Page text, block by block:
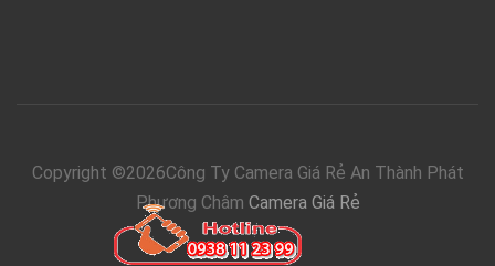
Copyright ©2026Công Ty Camera Giá Rẻ An Thành Phát
Phương Châm Camera Giá Rẻ